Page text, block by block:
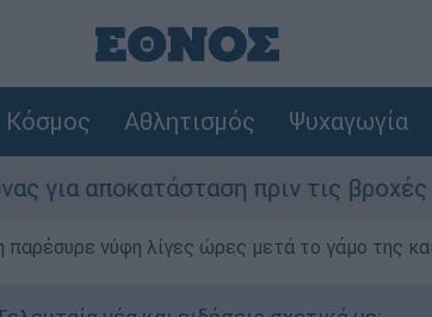
Κόσμος Αθλητισμός Ψυχαγωγία
πριν τις βροχές
νύφη λίγες ώρες μετά το γάμο της